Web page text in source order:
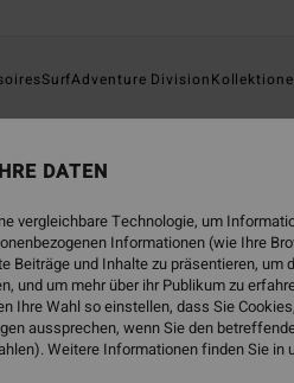
SurfAdventure Division
DATEN
vergleichbare Technologie, um
Informationen (wie Ihre
Beiträge und Inhalte zu präsentieren, um
und um mehr über ihr Publikum zu
Ihre Wahl so einstellen, dass Sie
aussprechen, wenn Sie den
Weitere Informationen finden Sie in